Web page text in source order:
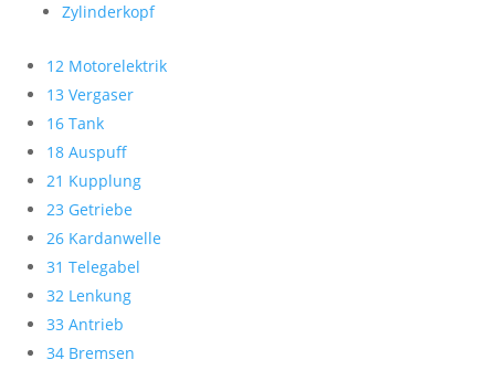
Zylinderkopf
12 Motorelektrik
13 Vergaser
16 Tank
18 Auspuff
21 Kupplung
23 Getriebe
26 Kardanwelle
31 Telegabel
32 Lenkung
33 Antrieb
34 Bremsen